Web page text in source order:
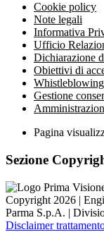
Cookie policy
Note legali
Informativa
Ufficio
Dichiarazione
Obiettivi di
Whistleblowing
Gestione
Pagina
Sezione
Copyright 2026 |
Parma S.p.A. |
Disclaimer